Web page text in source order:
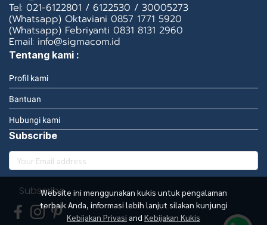
Website ini menggunakan kukis untuk pengalaman
terbaik Anda, informasi lebih lanjut silakan kunjungi
Kebijakan Privasi and Kebijakan Kukis
Tel: 021-6122801 / 6122530 / 30005273
(Whatsapp) Oktaviani 0857 1771 5920
(Whatsapp) Febriyanti 0831 8131 2960
Email: info@sigmacom.id
Tentang kami :
Profil kami
Bantuan
Hubungi kami
Subscribe
Subscribe